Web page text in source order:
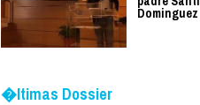
Dominguez
�ltimas Dossier